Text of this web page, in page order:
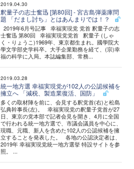
2019.04.30
釈量子の志士奮迅 [第80回] - 宮古島弾薬庫問
題 「だまし討ち」とはあんまりでは！？
2019年6月号記事 幸福実現党 党首 釈量子の志
士奮迅 第80回 幸福実現党党首 釈量子 (しゃ
く・りょうこ)1969年、東京都生まれ。國學院大
學文学部史学科卒。大手企業勤務を経て、(宗)幸
福の科学に入局。本誌編集部、常務...
2019.03.28
統一地方選 幸福実現党が102人の公認候補を
擁立へ 「減税、製造業復活、国防」
多くの取材陣を前に、会見する釈党首(右)と松島
弘典幹事長(左)。 幸福実現党の釈量子党首が27
日、東京の党本部で記者会見を開き、4月に全国
で行われる統一地方選で、市議会議員を中心に、
現職、元職、新人を含めた102人の公認候補を擁
立することを発表した。 各地の公認決定者は、
2019年 幸福実現党統一地方選挙 特設サイトを参
照。 ...